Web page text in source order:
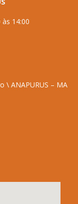
14:00
\ ANAPURUS – MA